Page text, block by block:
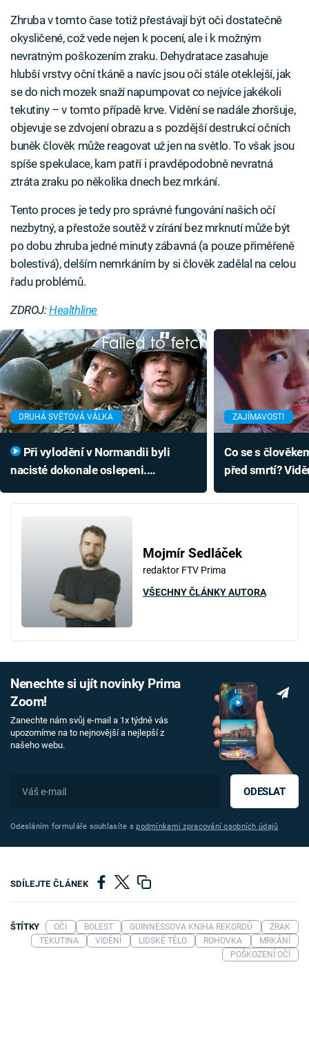
Zhruba v tomto čase totiž přestávají být oči dostatečně
okysličené, což vede nejen k pocení, ale i k možným
nevratným poškozením zraku. Dehydratace zasahuje
hlubší vrstvy oční tkáně a navíc jsou oči stále oteklejší, jak
se do nich mozek snaží napumpovat co nejvíce jakékoli
tekutiny – v tomto případě krve. Vidění se nadále zhoršuje,
objevuje se zdvojení obrazu a s pozdější destrukcí očních
buněk člověk může reagovat už jen na světlo. To však jsou
spíše spekulace, kam patří i pravděpodobně nevratná
ztráta zraku po několika dnech bez mrkání.
Tento proces je tedy pro správné fungování našich očí
nezbytný, a přestože soutěž v zírání bez mrknutí může být
po dobu zhruba jedné minuty zábavná (a pouze přiměřeně
bolestivá), delším nemrkáním by si člověk zadělal na celou
řadu problémů.
ZDROJ:Healthline
Failed to fetch
DRUHÁ SVĚTOVÁ VÁLKA
nacisté dokonale oslepeni.
ZAJÍMAVOSTI
Co se s
před smrtí?
Mojmír Sedláček
redaktor FTV Prima
VŠECHNY ČLÁNKY AUTORA
Nenechte si ujít novinky Prima
Zoom!
Zanechte nám svůj e-mail a 1x týdně vás
upozorníme na to nejnovější a nejlepší z
našeho webu.
ODESLAT
Odesláním formuláře souhlasíte spodmínkami zpracování osobních údajů
SDÍLEJTE ČLÁNEK
ŠTÍTKY OČI BOLEST GUINNESSOVA KNIHA REKORDŮ
ZRAK
TEKUTINA
VIDĚNÍ LIDSKÉ TĚLO ROHOVKA
MRKÁNÍ
POŠKOZENÍ OČÍ